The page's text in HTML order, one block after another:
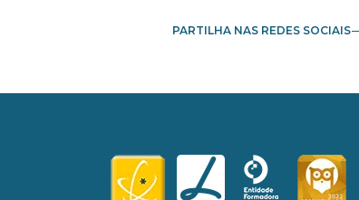
PARTILHA NAS REDES SOCIAIS